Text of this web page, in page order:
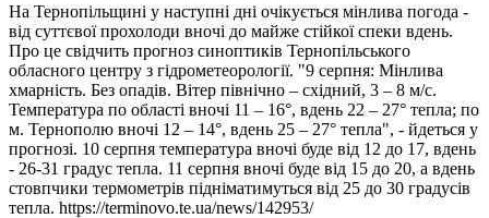
На Тернопільщині у наступні дні очікується мінлива погода -
від суттєвої прохолоди вночі до майже стійкої спеки вдень.
Про це свідчить прогноз синоптиків Тернопільського
обласного центру з гідрометеорології. "9 серпня: Мінлива
хмарність. Без опадів. Вітер північно – східний, 3 – 8 м/с.
Температура по області вночі 11 – 16°, вдень 22 – 27° тепла; по
м. Тернополю вночі 12 – 14°, вдень 25 – 27° тепла", - йдеться у
прогнозі. 10 серпня температура вночі буде від 12 до 17, вдень
- 26-31 градус тепла. 11 серпня вночі буде від 15 до 20, а вдень
стовпчики термометрів підніматимуться від 25 до 30 градусів
тепла. https://terminovo.te.ua/news/142953/